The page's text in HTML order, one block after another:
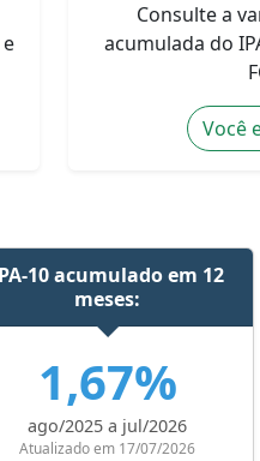
Consulte a
acumulada do
Você
10 acumulado em 12
meses:
1,67%
ago/2025 a jul/2026
Atualizado em 17/07/2026